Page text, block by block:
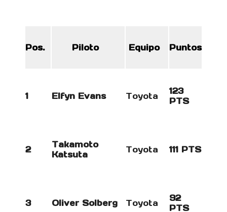
Pos. Piloto Equipo Puntos
1 Elfyn Evans Toyota
123
PTS
2
Takamoto
Katsuta
Toyota 111 PTS
3 Oliver Solberg Toyota
92
PTS